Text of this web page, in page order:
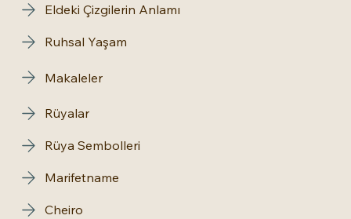
Makaleler
Eldeki Çizgilerin Anlamı
Ruhsal Yaşam
Rüyalar
Rüya Sembolleri
Marifetname
Cheiro